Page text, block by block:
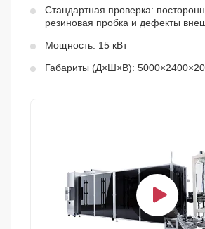
Стандартная проверка:
резиновая пробка и дефекты
Мощность: 15 кВт
Габариты (Д×Ш×В):